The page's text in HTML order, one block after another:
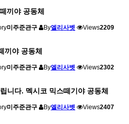
끼야 공동체
미주준관구 By엘리사벳 Views2209
끼야 공동체
미주준관구 By엘리사벳 Views2302
니다. 멕시코 믹스떼기야 공동체
미주준관구 By엘리사벳 Views2407